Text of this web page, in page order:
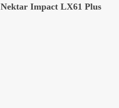
Nektar Impact LX61 Plus